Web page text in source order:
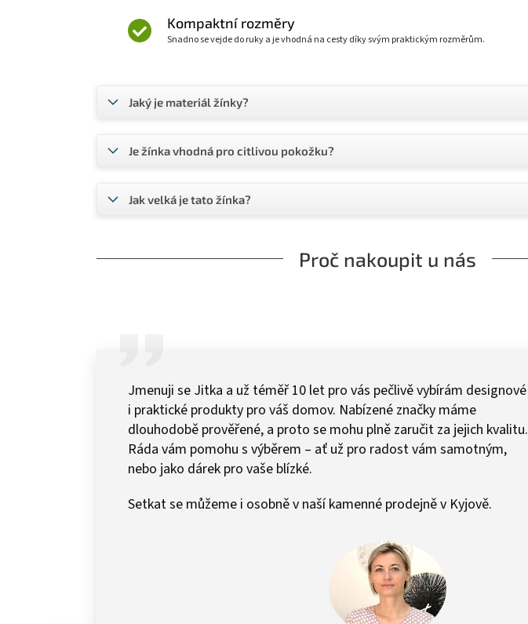
Kompaktní rozměry
Snadno se vejde do ruky a je vhodná na cesty díky svým praktickým rozměrům.
Jaký je materiál žínky?
Je žínka vhodná pro citlivou pokožku?
Jak velká je tato žínka?
Proč nakoupit u nás
Jmenuji se Jitka a už téměř 10 let pro vás pečlivě vybírám designové
i praktické produkty pro váš domov. Nabízené značky máme
dlouhodobě prověřené, a proto se mohu plně zaručit za jejich kvalitu.
Ráda vám pomohu s výběrem – ať už pro radost vám samotným,
nebo jako dárek pro vaše blízké.
Setkat se můžeme i osobně v naší kamenné prodejně v Kyjově.